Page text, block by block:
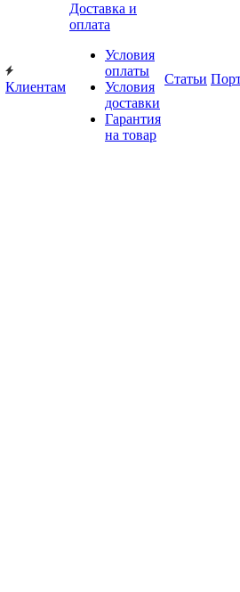
Клиентам
Доставка и
оплата
Условия
оплаты
Условия
доставки
Гарантия
на товар
Статьи